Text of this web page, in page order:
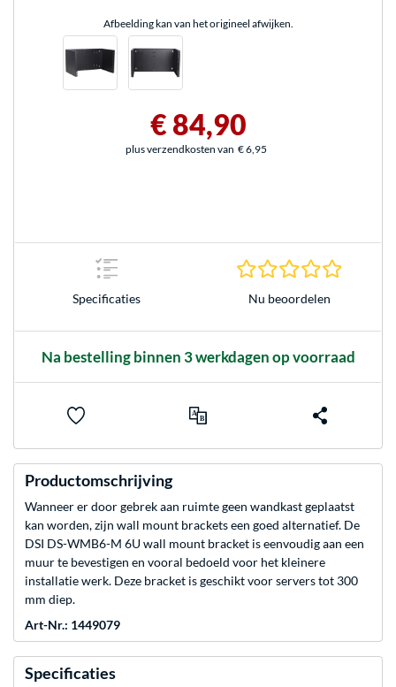
Afbeelding kan van het origineel afwijken.
€ 84,90
plus verzendkosten van € 6,95
Specificaties Nu beoordelen
Na bestelling binnen 3 werkdagen op voorraad
Productomschrijving
Wanneer er door gebrek aan ruimte geen wandkast geplaatst
kan worden, zijn wall mount brackets een goed alternatief. De
DSI DS-WMB6-M 6U wall mount bracket is eenvoudig aan een
muur te bevestigen en vooral bedoeld voor het kleinere
installatie werk. Deze bracket is geschikt voor servers tot 300
mm diep.
Art-Nr.: 1449079
Specificaties